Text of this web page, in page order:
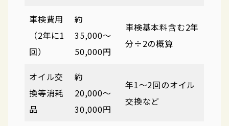
車検費用
（2年に1
回）
約
35,000〜
50,000円
車検基本料含む2年
分÷2の概算
オイル交
換等消耗
品
約
20,000〜
30,000円
年1〜2回のオイル
交換など